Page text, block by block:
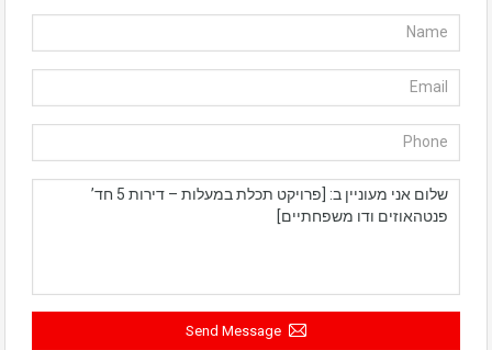
Send Message